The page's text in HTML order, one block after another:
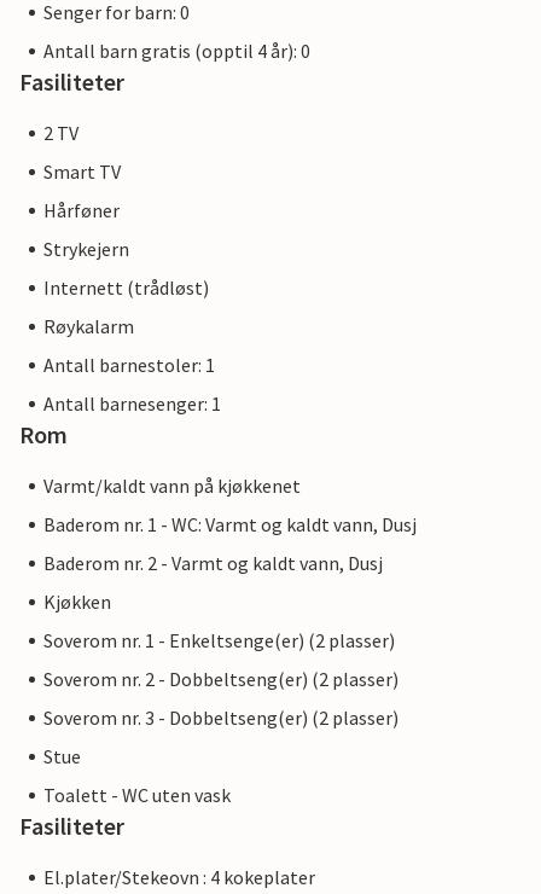
Senger for barn: 0
Antall barn gratis (opptil 4 år): 0
Fasiliteter
2 TV
Smart TV
Hårføner
Strykejern
Internett (trådløst)
Røykalarm
Antall barnestoler: 1
Antall barnesenger: 1
Rom
Varmt/kaldt vann på kjøkkenet
Baderom nr. 1 - WC: Varmt og kaldt vann, Dusj
Baderom nr. 2 - Varmt og kaldt vann, Dusj
Kjøkken
Soverom nr. 1 - Enkeltsenge(er) (2 plasser)
Soverom nr. 2 - Dobbeltseng(er) (2 plasser)
Soverom nr. 3 - Dobbeltseng(er) (2 plasser)
Stue
Toalett - WC uten vask
Fasiliteter
El.plater/Stekeovn : 4 kokeplater